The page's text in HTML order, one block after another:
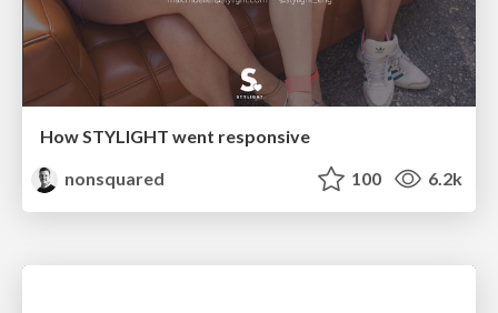
How STYLIGHT went responsive
nonsquared
100 6.2k